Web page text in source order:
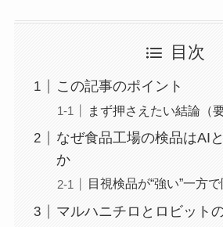
目次
この記事のポイント
まず押さえたい結論（要
なぜ食品工場の検品はAI
か
目視検品が“強い”一方
マルハニチロとロビット